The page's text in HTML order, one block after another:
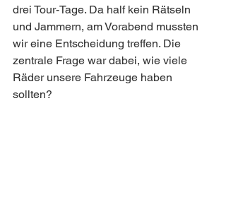
drei Tour-Tage. Da half kein Rätseln
und Jammern, am Vorabend mussten
wir eine Entscheidung treffen. Die
zentrale Frage war dabei, wie viele
Räder unsere Fahrzeuge haben
sollten?